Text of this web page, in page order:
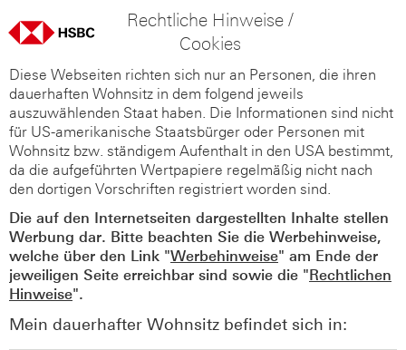
Rechtliche Hinweise /
Cookies
Diese Webseiten richten sich nur an Personen, die ihren
dauerhaften Wohnsitz in dem folgend jeweils
auszuwählenden Staat haben. Die Informationen sind nicht
für US-amerikanische Staatsbürger oder Personen mit
Wohnsitz bzw. ständigem Aufenthalt in den USA bestimmt,
da die aufgeführten Wertpapiere regelmäßig nicht nach
den dortigen Vorschriften registriert worden sind.
Die auf den Internetseiten dargestellten Inhalte stellen
Werbung dar. Bitte beachten Sie die Werbehinweise,
welche über den Link "Werbehinweise" am Ende der
jeweiligen Seite erreichbar sind sowie die "Rechtlichen
Hinweise".
Mein dauerhafter Wohnsitz befindet sich in: